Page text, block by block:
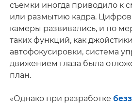
съемки иногда приводило к
или размытию кадра.
камеры развивались, и по
таких функций, как джойстики
автофокусировки, система
движением глаза была
план.
«Однако при разработке